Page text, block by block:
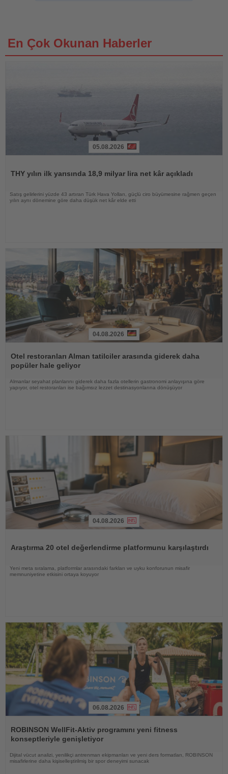
En Çok Okunan Haberler
05.08.2026
THY yılın ilk yarısında 18,9 milyar lira net kâr açıkladı
Satış gelirlerini yüzde 43 artıran Türk Hava Yolları, güçlü ciro büyümesine rağmen geçen
yılın aynı dönemine göre daha düşük net kâr elde etti
Oku
04.08.2026
Otel restoranları Alman tatilciler arasında giderek daha
popüler hale geliyor
Almanlar seyahat planlarını giderek daha fazla otellerin gastronomi anlayışına göre
yapıyor, otel restoranları ise bağımsız lezzet destinasyonlarına dönüşüyor
04.08.2026
Araştırma 20 otel değerlendirme platformunu karşılaştırdı
Yeni meta sıralama, platformlar arasındaki farkları ve uyku konforunun misafir
memnuniyetine etkisini ortaya koyuyor
Oku
06.08.2026
ROBINSON WellFit-Aktiv programını yeni fitness
konseptleriyle genişletiyor
Dijital vücut analizi, yenilikçi antrenman ekipmanları ve yeni ders formatları, ROBINSON
misafirlerine daha kişiselleştirilmiş bir spor deneyimi sunacak